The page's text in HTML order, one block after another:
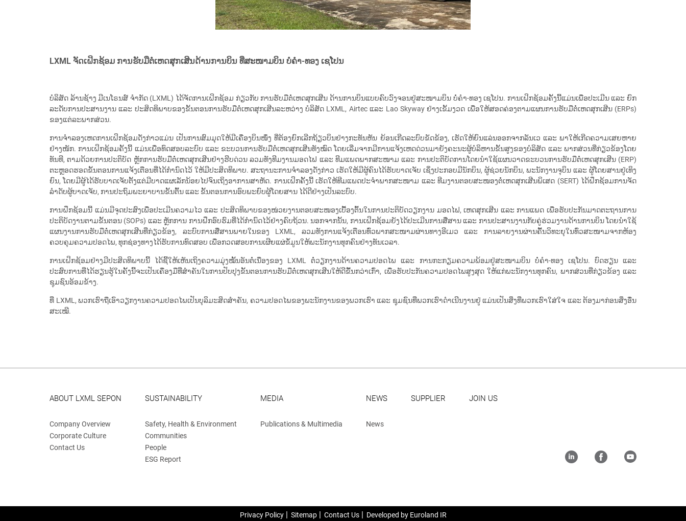
LXML ຈັດເຝິກຊ້ອມ ການຮັບມືຕໍ່ເຫດສຸກເສີນດ້ານການບິນ ທີ່ສະໜາມບິນ ບໍ່ຄໍາ-ທອງ ເຊໂປນ
ບໍລິສັດ ລ້ານຊ້າງ ມີເນໂຣນສ໌ ຈຳກັດ (LXML) ໄດ້ຈັດການເຝິກຊ້ອມ ກ່ຽວກັບ ການຮັບມືຕໍ່ເຫດສຸກເສີນ ດ້ານການບິນແບບຄົບວົງຈອນຢູ່ສະໜາມບິນ ບໍ່ຄໍາ-ທອງ ເຊໂປນ. ການເຝິກຊ້ອມຄັ້ງນີ້ແມ່ນເພື່ອປະເມີນ ແລະ ຍົກ
ລະດັບການປະສານງານ ແລະ ປະສິດທິພາບຂອງຂັ້ນຕອນການຮັບມືຕໍ່ເຫດສຸກເສີນລະຫວ່າງ ບໍລິສັດ LXML, Airtec ແລະ Lao Skyway ຢ່າງເຂັ້ມງວດ ເພື່ອໃຫ້ສອດຄ່ອງຕາມແຜນການຮັບມືຕໍ່ເຫດສຸກເສີນ (ERPs)
ຂອງແຕ່ລະພາກສ່ວນ.
ການຈໍາລອງເຫດການເຝິກຊ້ອມດັ່ງກ່າວແມ່ນ ເປັນການສົມມຸດໃຫ້ມີເຄື່ອງບິນໜຶ່ງ ທີ່ຕ້ອງຍົກເລີກຖ້ຽວບິນຢ່າງກະທັນຫັນ ຍ້ອນເກີດລະບົບຂັດຂ້ອງ, ເຮັດໃຫ້ຍົນແລ່ນອອກຈາກລັນເວ ແລະ ພາໃຫ້ເກີດຄວາມເສຍຫາຍ
ຢ່າງໜັກ. ການເຝິກຊ້ອມຄັ້ງນີ້ ແມ່ນເພື່ອທົດສອບລະບົບ ແລະ ຂະບວນການຮັບມືຕໍ່ເຫດສຸກເສີນທັງໝົດ ໂດຍເລີ່ມຈາກມີການແຈ້ງເຫດດ່ວນມາຍັງຄະນະຜູ້ບໍລິຫານຂັ້ນສູງຂອງບໍລິສັດ ແລະ ພາກສ່ວນທີ່ກ່ຽວຂ້ອງໂດຍ
ທັນທີ, ຕາມດ້ວຍການປະຕິບັດ ຫຼັກການຮັບມືຕໍ່ເຫດສຸກເສີນຢ່າງຮີບດ່ວນ ລວມທັງທີມງານມອດໄຟ ແລະ ທີມແພດພາກສະໜາມ ແລະ ການປະຕິບັດການໂດຍນໍາໃຊ້ແຜນວາດຂະບວນການຮັບມືຕໍ່ເຫດສຸກເສີນ (ERP)
ຕະຫຼອດຮອດຂັ້ນຕອນການແຈ້ງເຕືອນທີ່ໄດ້ກໍານົດໄວ້ ໃຫ້ມີປະສິດທິພາບ. ສະຖານະການຈໍາລອງດັ່ງກ່າວ ເຮັດໃຫ້ມີຜູ້ຄົນໄດ້ຮັບບາດເຈັບ ເຊິ່ງປະກອບມີນັກບິນ, ຜູ້ຊ່ວຍນັກບິນ, ພະນັກງານຈຸບິນ ແລະ ຜູ້ໂດຍສານຢູ່ເທິງ
ຍົນ, ໂດຍມີຜູ້ໄດ້ຮັບບາດເຈັບຕັ້ງແຕ່ມີບາດແຜເລັກນ້ອຍໄປຈົນເຖິງອາການສາຫັດ. ການເຝິກຄັ້ງນີ້ ເຮັດໃຫ້ທີມແພດປະຈໍາພາກສະໜາມ ແລະ ທີມງານຕອບສະໜອງຕໍ່ເຫດສຸກເສີນພິເສດ (SERT) ໄດ້ຝຶກຊ້ອມການຈັດ
ລໍາດັບຜູ້ບາດເຈັບ, ການປະຖົມພະຍາບານຂັ້ນຕົ້ນ ແລະ ຂັ້ນຕອນການອົບພະຍົບຜູ້ໂດຍສານ ໄດ້ດີຢ່າງເປັນລະບົບ.
ການຝຶກຊ້ອມນີ້ ແມ່ນມີຈຸດປະສົງເພື່ອປະເມີນຄວາມໄວ ແລະ ປະສິດທິພາບຂອງໜ່ວຍງານຕອບສະໜອງເບື້ອງຕົ້ນໃນການປະຕິບັດວຽກງານ ມອດໄຟ, ເຫດສຸກເສີນ ແລະ ການແພດ ເພື່ອຮັບປະກັນມາດຕະຖານການ
ປະຕິບັດງານຕາມຂັ້ນຕອນ (SOPs) ແລະ ຫຼັກການ ການຝຶກອົບຮົມທີ່ໄດ້ກໍານົດໄວ້ຢ່າງຄົບຖ້ວນ. ນອກຈາກນັ້ນ, ການເຝິກຊ້ອມຍັງໄດ້ປະເມີນການສື່ສານ ແລະ ການປະສານງານກັບຄູ່ຮ່ວມງານດ້ານການບິນ ໂດຍນໍາໃຊ້
ແຜນງານການຮັບມືຕໍ່ເຫດສຸກເສີນທີ່ກ່ຽວຂ້ອງ, ລະບົບການສື່ສານພາຍໃນຂອງ LXML, ລວມທັງການແຈ້ງເຕືອນທົ່ວພາກສະໜາມຜ່ານທາງອີເມວ ແລະ ການລາຍງານຜ່ານຄື້ນວິທະຍຸໃນທົ່ວສະໜາມຈາກຫ້ອງ
ຄວບຄຸມຄວາມປອດໄພ, ທຸກຊ່ອງທາງໄດ້ຮັບການທົດສອບ ເພື່ອກວດສອບການເຜີຍແຜ່ຂໍ້ມູນໃຫ້ພະນັກງານທຸກຄົນຢ່າງທັນເວລາ.
ການເຝິກຊ້ອມຢ່າງມີປະສິດທິພາບນີ້ ໄດ້ຊີ້ໃຫ້ເຫັນເຖິງຄວາມມຸ່ງໝັ້ນອັນຕໍ່ເນື່ອງຂອງ LXML ຕໍ່ວຽກງານດ້ານຄວາມປອດໄພ ແລະ ການກະກຽມຄວາມພ້ອມຢູ່ສະໜາມບິນ ບໍ່ຄໍາ-ທອງ ເຊໂປນ. ບົດຮຽນ ແລະ
ປະສົບການທີ່ໄດ້ຮຽນຮູ້ໃນຄັ້ງນີ້ຈະເປັນເຄື່ອງມືທີ່ສຳຄັນໃນການປັບປຸງຂັ້ນຕອນການຮັບມືຕໍ່ເຫດສຸກເສີນໃຫ້ດີຂື້ນກວ່າເກົ່າ, ເພື່ອຮັບປະກັນຄວາມປອດໄພສູງສຸດ ໃຫ້ແກ່ພະນັກງານທຸກຄົນ, ພາກສ່ວນທີ່ກ່ຽວຂ້ອງ ແລະ
ຊຸມຊົນອ້ອມຂ້າງ.
ທີ່ LXML, ພວກເຮົາຖືເອົາວຽກງານຄວາມປອດໄພເປັນບຸລິມະສິດສໍາຄັນ, ຄວາມປອດໄພຂອງພະນັກງານຂອງພວກເຮົາ ແລະ ຊຸມຊົນທີ່ພວກເຮົາດໍາເນີນງານຢູ່ ແມ່ນເປັນສິ່ງທີ່ພວກເຮົາໃສ່ໃຈ ແລະ ຕ້ອງມາກ່ອນສິ່ງອື່ນ
ສະເໝີ.
ABOUT LXML SEPON
Company Overview
Corporate Culture
Contact Us
SUSTAINABILITY
Safety, Health & Environment
Communities
People
ESG Report
MEDIA
Publications & Multimedia
NEWS
News
SUPPLIER JOIN US
Privacy Policy Sitemap Contact Us Developed by Euroland IR